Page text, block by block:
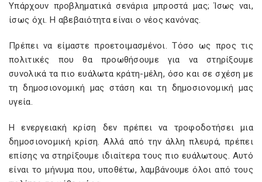
Υπάρχουν προβληματικά σενάρια μπροστά μας; Ίσως ναι,
ίσως όχι. Η αβεβαιότητα είναι ο νέος κανόνας.
Πρέπει να είμαστε προετοιμασμένοι. Τόσο ως προς τις
πολιτικές που θα προωθήσουμε για να στηρίξουμε
συνολικά τα πιο ευάλωτα κράτη-μέλη, όσο και σε σχέση με
τη δημοσιονομική μας στάση και τη δημοσιονομική μας
υγεία.
Η ενεργειακή κρίση δεν πρέπει να τροφοδοτήσει μια
δημοσιονομική κρίση. Αλλά από την άλλη πλευρά, πρέπει
επίσης να στηρίξουμε ιδιαίτερα τους πιο ευάλωτους. Αυτό
είναι το μήνυμα που, υποθέτω, λαμβάνουμε όλοι από τους